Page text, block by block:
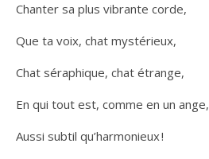
Chanter sa plus vibrante corde,
Que ta voix, chat mystérieux,
Chat séraphique, chat étrange,
En qui tout est, comme en un ange,
Aussi subtil qu’harmonieux !